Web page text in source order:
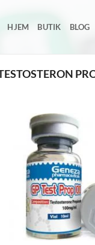
HJEM BUTIK BLOG